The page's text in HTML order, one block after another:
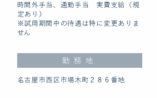
時間外手当、通勤手当 実費支給（規
定あり）
※試用期間中の待遇は特に変更ありま
せん
勤務地
名古屋市西区市場木町２８６番地